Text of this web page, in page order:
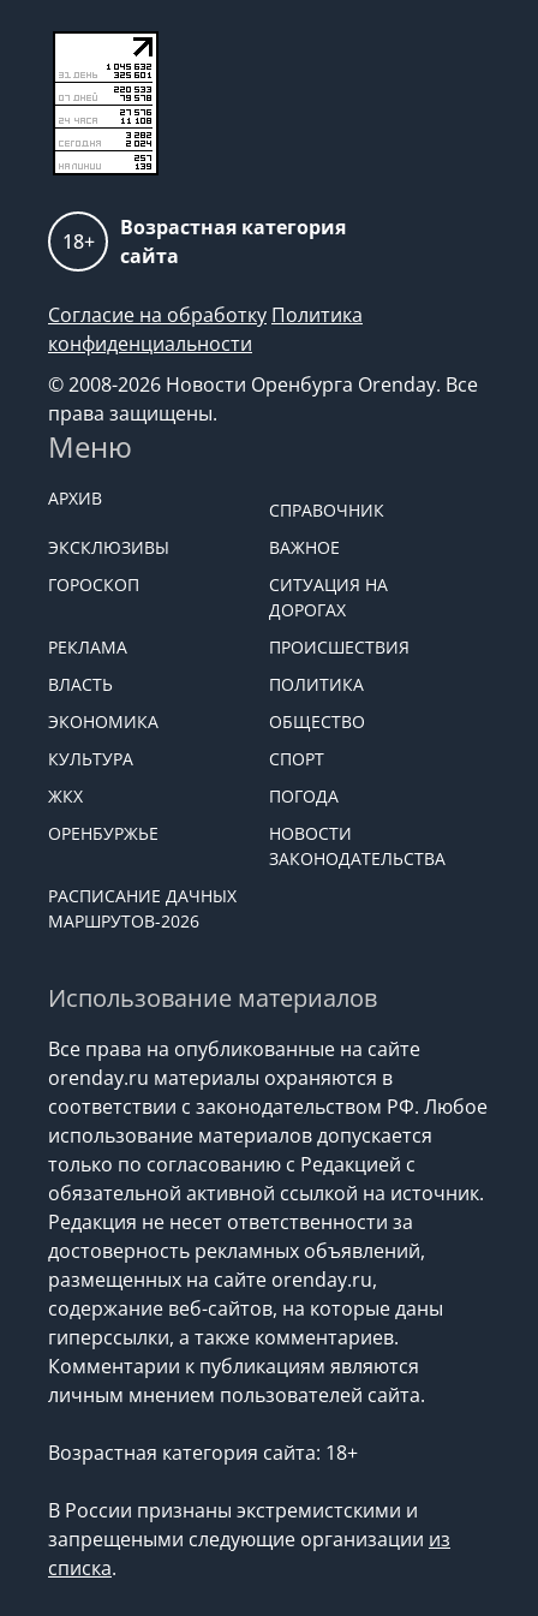
18+
Возрастная категория
сайта
Согласие на обработку Политика
конфиденциальности
© 2008-2026 Новости Оренбурга Orenday. Все
права защищены.
Меню
АРХИВ
СПРАВОЧНИК
ЭКСКЛЮЗИВЫ
ВАЖНОЕ
ГОРОСКОП
СИТУАЦИЯ НА
ДОРОГАХ
РЕКЛАМА
ПРОИСШЕСТВИЯ
ВЛАСТЬ
ПОЛИТИКА
ЭКОНОМИКА
ОБЩЕСТВО
КУЛЬТУРА
СПОРТ
ЖКХ
ПОГОДА
ОРЕНБУРЖЬЕ
НОВОСТИ
ЗАКОНОДАТЕЛЬСТВА
РАСПИСАНИЕ ДАЧНЫХ
МАРШРУТОВ-2026
Использование материалов
Все права на опубликованные на сайте
orenday.ru материалы охраняются в
соответствии с законодательством РФ. Любое
использование материалов допускается
только по согласованию с Редакцией с
обязательной активной ссылкой на источник.
Редакция не несет ответственности за
достоверность рекламных объявлений,
размещенных на сайте orenday.ru,
содержание веб-сайтов, на которые даны
гиперссылки, а также комментариев.
Комментарии к публикациям являются
личным мнением пользователей сайта.
Возрастная категория сайта: 18+
В России признаны экстремистскими и
запрещеными следующие организации из
списка.